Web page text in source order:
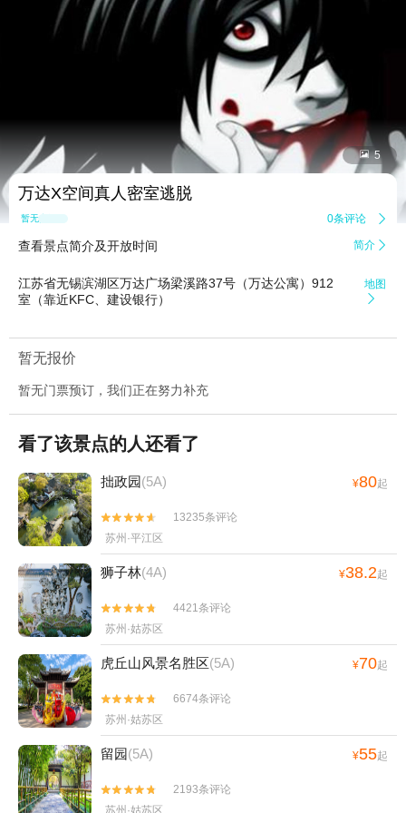
 5
万达X空间真人密室逃脱
暂无点评 0条评论 
查看景点简介及开放时间 简介 
江苏省无锡滨湖区万达广场梁溪路37号（万达公寓）912
室（靠近KFC、建设银行）
地图

暂无报价
暂无门票预订，我们正在努力补充
看了该景点的人还看了
拙政园(5A) ¥80起


13235条评论
苏州·平江区
狮子林(4A) ¥38.2起


4421条评论
苏州·姑苏区
虎丘山风景名胜区(5A) ¥70起


6674条评论
苏州·姑苏区
留园(5A) ¥55起


2193条评论